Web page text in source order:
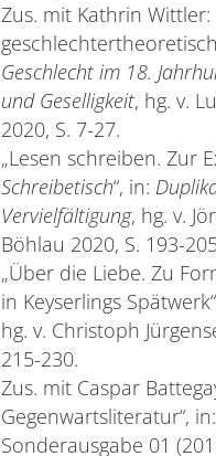
Zus. mit Kathrin
Geschlecht im 18.
und Geselligkeit, hg. v.
2020, S. 7-27.
„Lesen schreiben. Zur
Schreibetisch“, in:
Vervielfältigung, hg. v.
Böhlau 2020, S. 193-
„Über die Liebe. Zu
in Keyserlings
hg. v. Christoph
215-230.
Zus. mit Caspar
Gegenwartsliteratur“, in:
Sonderausgabe 01